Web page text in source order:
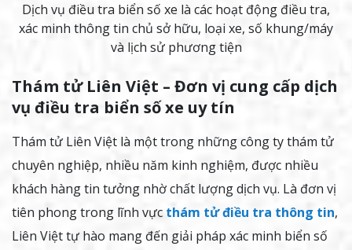
Dịch vụ điều tra biển số xe là các hoạt động điều tra,
xác minh thông tin chủ sở hữu, loại xe, số khung/máy
và lịch sử phương tiện
Thám tử Liên Việt – Đơn vị cung cấp dịch
vụ điều tra biển số xe uy tín
Thám tử Liên Việt là một trong những công ty thám tử
chuyên nghiệp, nhiều năm kinh nghiệm, được nhiều
khách hàng tin tưởng nhờ chất lượng dịch vụ. Là đơn vị
tiên phong trong lĩnh vực thám tử điều tra thông tin,
Liên Việt tự hào mang đến giải pháp xác minh biển số